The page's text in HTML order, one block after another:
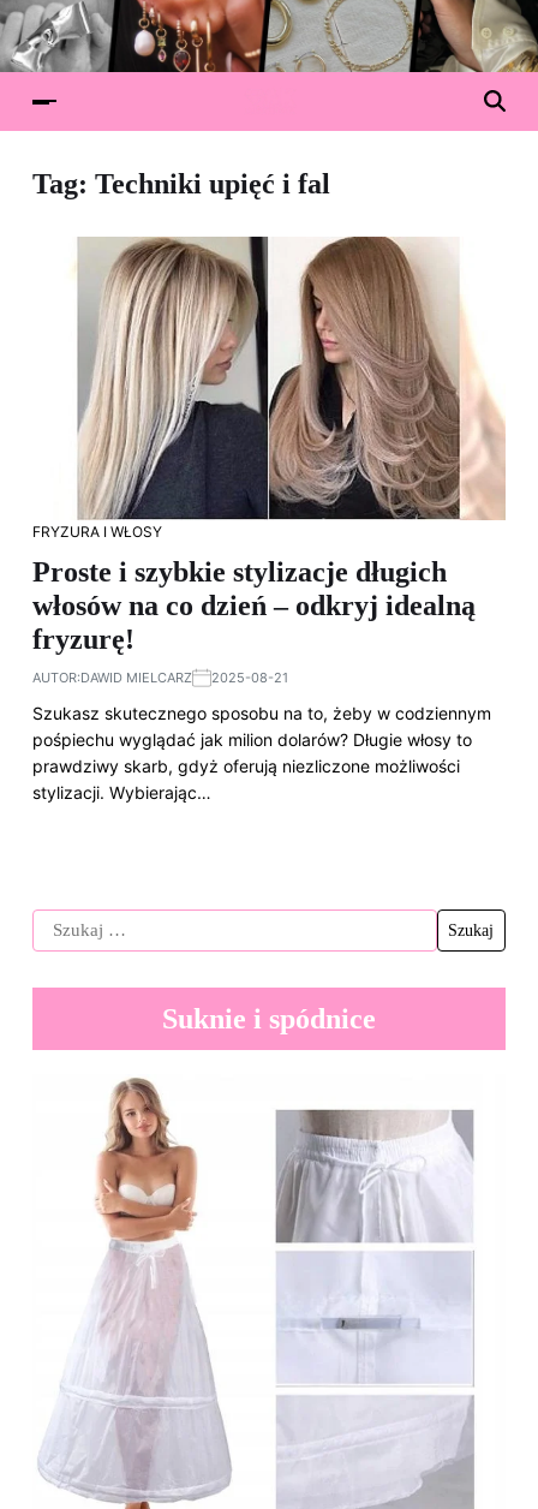
Tag: Techniki upięć i fal
FRYZURA I WŁOSY
Proste i szybkie stylizacje długich
włosów na co dzień – odkryj idealną
fryzurę!
AUTOR:DAWID MIELCARZ 2025-08-21
Szukasz skutecznego sposobu na to, żeby w codziennym
pośpiechu wyglądać jak milion dolarów? Długie włosy to
prawdziwy skarb, gdyż oferują niezliczone możliwości
stylizacji. Wybierając…
Suknie i spódnice